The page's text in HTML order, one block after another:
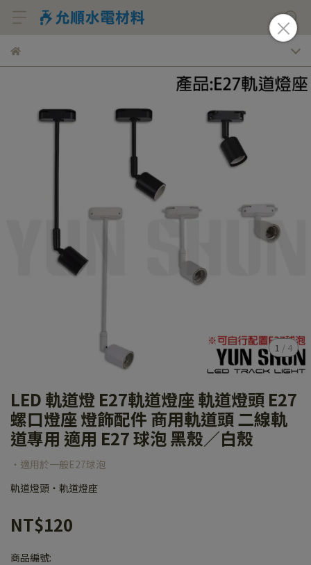
1 / 4
LED 軌道燈 E27軌道燈座 軌道燈頭 E27
螺口燈座 燈飾配件 商用軌道頭 二線軌
道專用 適用 E27 球泡 黑殼／白殼
‧適用於一般E27球泡
軌道燈頭‧軌道燈座
NT$120
商品編號: